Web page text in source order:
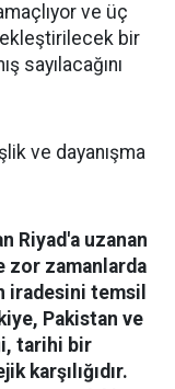
ve üç
bir
sayılacağını
ve dayanışma
Riyad'a uzanan
zor zamanlarda
iradesini temsil
Pakistan ve
tarihi bir
karşılığıdır.